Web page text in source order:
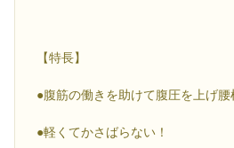
【特長】
●腹筋の働きを助けて腹圧を上げ
●軽くてかさばらない！